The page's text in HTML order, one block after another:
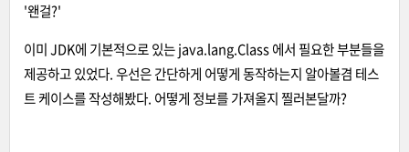
'왠걸?'
이미 JDK에 기본적으로 있는 java.lang.Class 에서 필요한 부분들을
제공하고 있었다. 우선은 간단하게 어떻게 동작하는지 알아볼겸 테스
트 케이스를 작성해봤다. 어떻게 정보를 가져올지 찔러본달까?